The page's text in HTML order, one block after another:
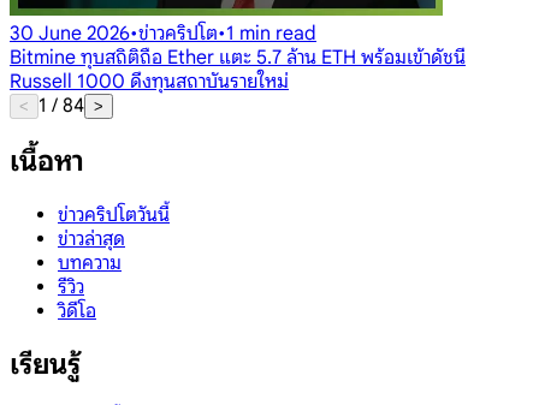
30 June 2026•ข่าวคริปโต•1 min read
Bitmine ทุบสถิติถือ Ether แตะ 5.7 ล้าน ETH พร้อมเข้าดัชนี
Russell 1000 ดึงทุนสถาบันรายใหม่
< 1 / 84 >
เนื้อหา
ข่าวคริปโตวันนี้
ข่าวล่าสุด
บทความ
รีวิว
วิดีโอ
เรียนรู้